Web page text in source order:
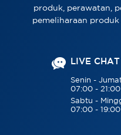
produk, perawatan,
pemeliharaan produk
LIVE CHAT
Senin -
07:00 -
Sabtu -
07:00 -